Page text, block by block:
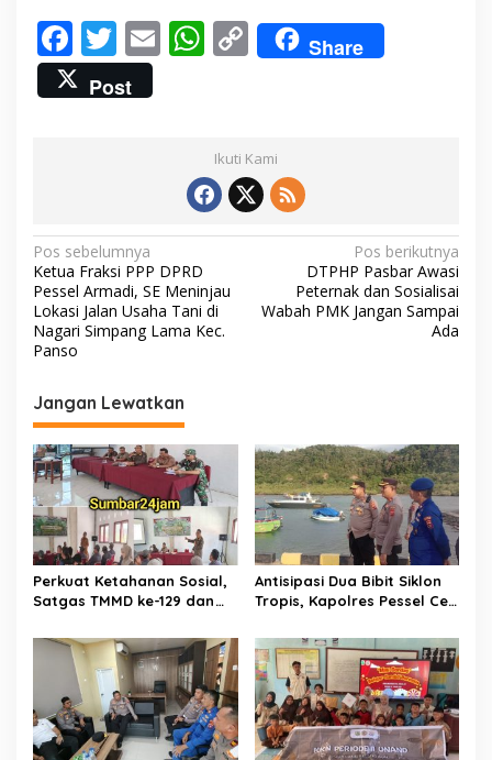
F
ac
e
k
T
w
itt
E W
s
A
p
p
C
o
y
Li
n
k
Share
Post
Ikuti Kami
N
a
v
i
a
s
i
p
o
s
Pos sebelumnya
Ketua Fraksi PPP DPRD
Pessel Armadi, SE Meninjau
Lokasi Jalan Usaha Tani di
Nagari Simpang Lama Kec.
Panso
Pos berikutnya
DTPHP Pasbar Awasi
Peternak dan Sosialisai
Wabah PMK Jangan Sampai
Ada
Jangan Lewatkan
Perkuat Ketahanan Sosial,
Satgas TMMD ke-129 dan
Penyuluhan Kamtibmas di
Sarilamak
Antisipasi Dua Bibit Siklon
Tropis, Kapolres Pessel Cek